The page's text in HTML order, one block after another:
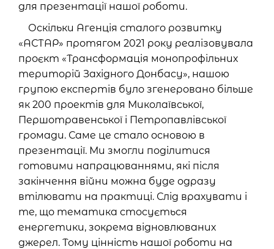
для презентації нашої роботи.
Оскільки Агенція сталого розвитку
«АСТАР» протягом 2021 року реалізовувала
проєкт «Трансформація монопрофільних
територій Західного Донбасу», нашою
групою експертів було згенеровано більше
як 200 проектів для Миколаївської,
Першотравенської і Петропавлівської
громади. Саме це стало основою в
презентації. Ми змогли поділитися
готовими напрацюваннями, які після
закінчення війни можна буде одразу
втілювати на практиці. Слід врахувати і
те, що тематика стосується
енергетики, зокрема відновлюваних
джерел. Тому цінність нашої роботи на